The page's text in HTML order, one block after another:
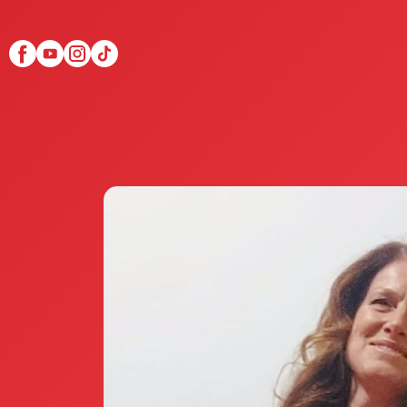
Le testimonianze Club
La fondatrice Valeria